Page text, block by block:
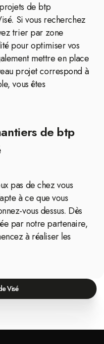
de btp
Si vous recherchez
trier par zone
pour optimiser vos
mettre en place
projet correspond à
vous êtes
de btp
pas de chez vous
à ce que vous
vous dessus. Dès
par notre partenaire,
à réaliser les
Visé